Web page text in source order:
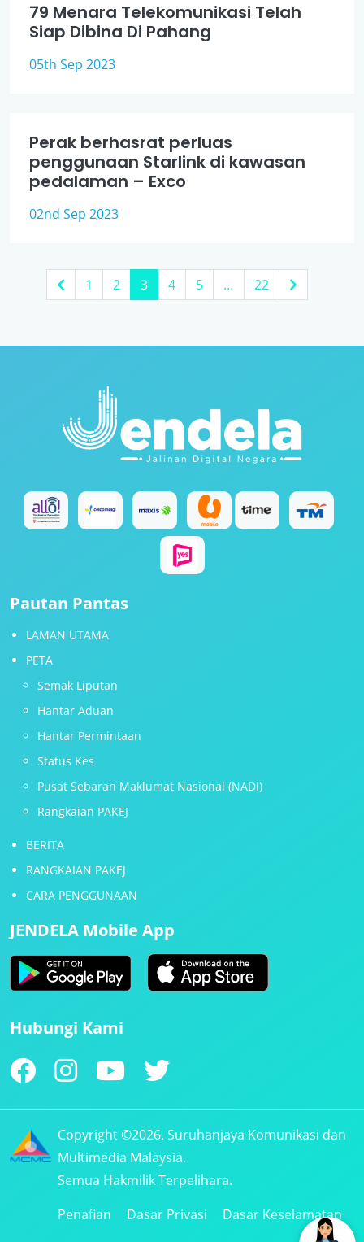
79 Menara Telekomunikasi Telah
Siap Dibina Di Pahang
05th Sep 2023
Perak berhasrat perluas
penggunaan Starlink di kawasan
pedalaman – Exco
02nd Sep 2023
1 2 3 4 5 … 22
Pautan Pantas
LAMAN UTAMA
PETA
Semak Liputan
Hantar Aduan
Hantar Permintaan
Status Kes
Pusat Sebaran Maklumat Nasional (NADI)
Rangkaian PAKEJ
BERITA
RANGKAIAN PAKEJ
CARA PENGGUNAAN
JENDELA Mobile App
Hubungi Kami
Copyright ©2026. Suruhanjaya Komunikasi dan
Multimedia Malaysia.
Semua Hakmilik Terpelihara.
Penafian
Dasar Privasi
Dasar Keselamatan